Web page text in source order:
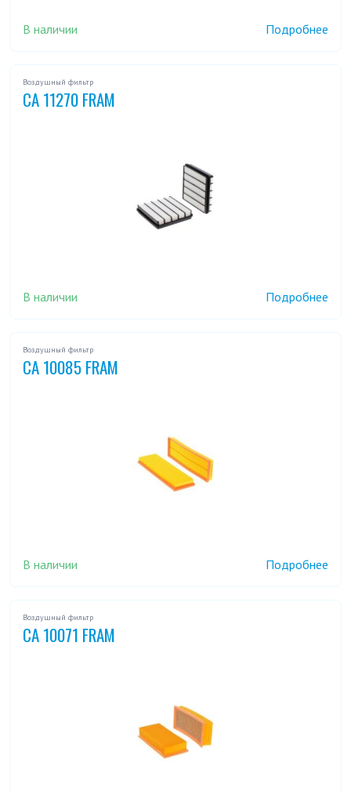
В наличии Подробнее
Воздушный фильтр
CA 11270 FRAM
В наличии Подробнее
Воздушный фильтр
CA 10085 FRAM
В наличии Подробнее
Воздушный фильтр
CA 10071 FRAM